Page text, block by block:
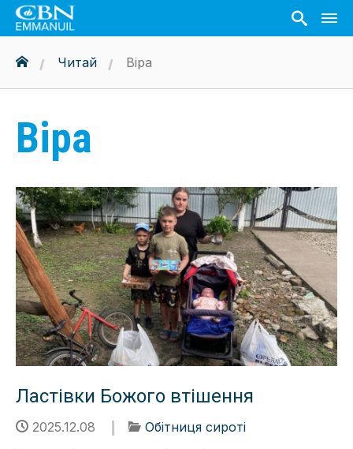
Читай Віра
Віра
Ластівки Божого втішення
2025.12.08
Обітниця сироті